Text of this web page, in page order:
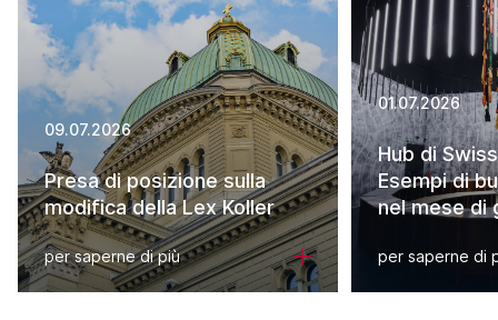
09.07.2026
Presa di posizione sulla
modifica della Lex Koller
per saperne di più
01.07.2026
Hub di
Esempi di
nel mese di
per saperne di